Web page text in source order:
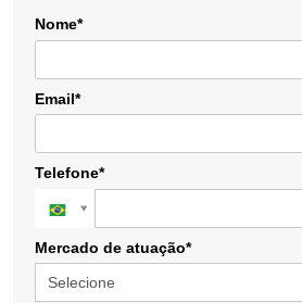
Nome*
Email*
Telefone*
Mercado de atuação*